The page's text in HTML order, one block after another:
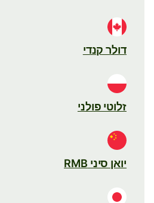
דולר קנדי
זלוטי פולני
יואן סיני RMB